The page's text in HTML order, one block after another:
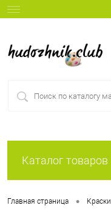
Каталог товаров
Главная страница • Краски